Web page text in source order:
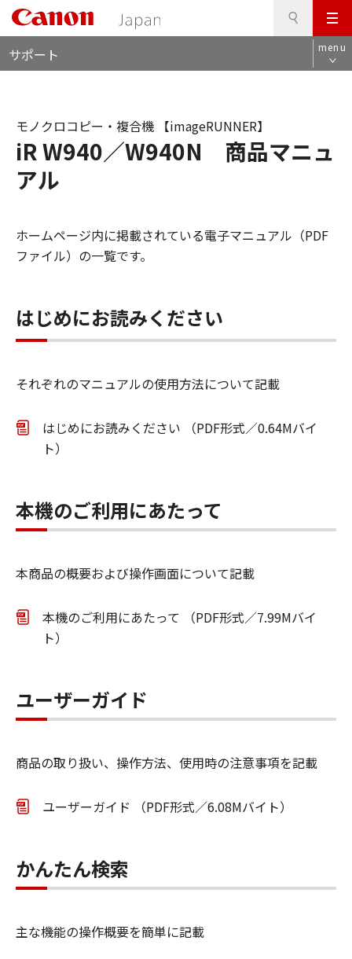
メ
ニ
ュ
サポート menu
iR W940／W940N 商品マニュ
アル
モノクロコピー・複合機 【imageRUNNER】
ホームページ内に掲載されている電子マニュアル（PDF
ファイル）の一覧です。
はじめにお読みください
それぞれのマニュアルの使用方法について記載
はじめにお読みください （PDF形式／0.64Mバイ
ト）
本機のご利用にあたって
本商品の概要および操作画面について記載
本機のご利用にあたって （PDF形式／7.99Mバイ
ト）
ユーザーガイド
商品の取り扱い、操作方法、使用時の注意事項を記載
ユーザーガイド （PDF形式／6.08Mバイト）
かんたん検索
主な機能の操作概要を簡単に記載